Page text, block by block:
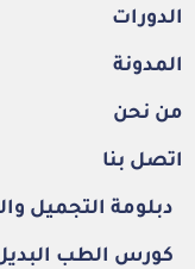
الدورات
المدونة
من نحن
اتصل بنا
دبلومة التجميل
كورس الطب